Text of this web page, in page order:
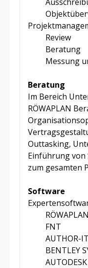
Review
Beratung
Messung
Beratung
Im Bereich
RÖWAPLAN
Outtasking,
Einführung
zum gesamten
Software
RÖWAPLAN
FNT
AUTHOR-IT
BENTLEY
AUTODESK